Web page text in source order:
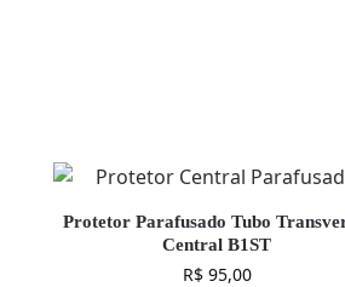
Protetor Parafusado Tubo
Central B1ST
R$95,00